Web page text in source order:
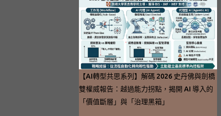
【AI轉型共思系列】解碼 2026 史丹佛與劍橋
雙權威報告：越過能力拐點，揭開 AI 導入的
「價值斷層」與「治理黑箱」